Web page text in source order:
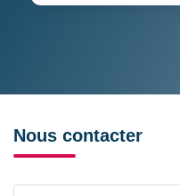
Nous contacter